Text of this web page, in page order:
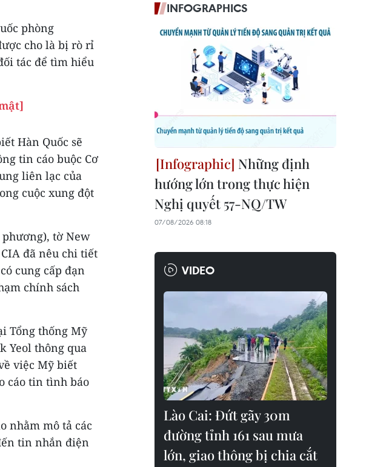
phòng
cho là bị rò rỉ
tác để tìm hiểu
Hàn Quốc sẽ
tin cáo buộc Cơ
liên lạc của
cuộc xung đột
tờ New
đã nêu chi tiết
cung cấp đạn
chính sách
Tổng thống Mỹ
Yeol thông qua
việc Mỹ biết
cáo tin tình báo
nhằm mô tả các
tin nhắn điện
INFOGRAPHICS
Những định
hướng lớn trong thực hiện
Nghị quyết 57-NQ/TW
07/08/2026 08:18
VIDEO
Lào Cai: Đứt gãy 30m
đường tỉnh 161 sau mưa
lớn, giao thông bị chia cắt